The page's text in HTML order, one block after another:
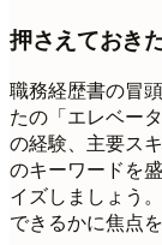
押さえておき
職務経歴書の冒
たの「エレベー
の経験、主要ス
のキーワードを
イズしましょう
できるかに焦点